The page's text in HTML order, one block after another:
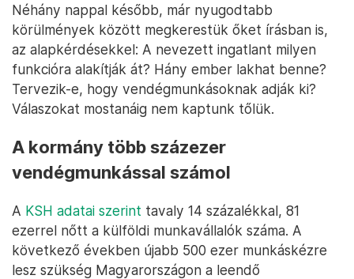
Néhány nappal később, már nyugodtabb
körülmények között megkerestük őket írásban is,
az alapkérdésekkel: A nevezett ingatlant milyen
funkcióra alakítják át? Hány ember lakhat benne?
Tervezik-e, hogy vendégmunkásoknak adják ki?
Válaszokat mostanáig nem kaptunk tőlük.
A kormány több százezer
vendégmunkással számol
A KSH adatai szerint tavaly 14 százalékkal, 81
ezerrel nőtt a külföldi munkavállalók száma. A
következő években újabb 500 ezer munkáskézre
lesz szükség Magyarországon a leendő